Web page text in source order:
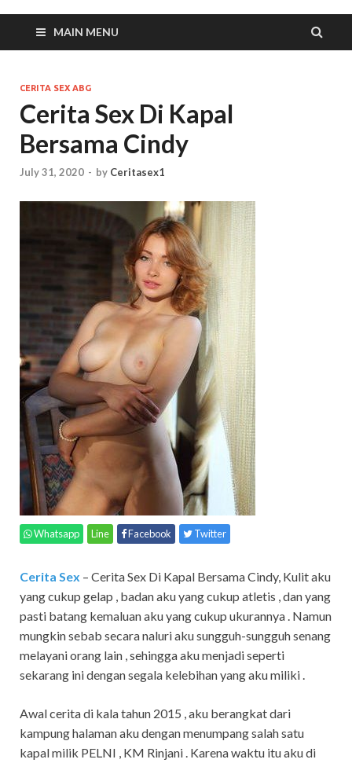
MAIN MENU
CERITA SEX ABG
Cerita Sex Di Kapal
Bersama Cindy
July 31, 2020 - by Ceritasex1
Whatsapp Line Facebook Twitter
Cerita Sex – Cerita Sex Di Kapal Bersama Cindy, Kulit aku
yang cukup gelap , badan aku yang cukup atletis , dan yang
pasti batang kemaluan aku yang cukup ukurannya . Namun
mungkin sebab secara naluri aku sungguh-sungguh senang
melayani orang lain , sehingga aku menjadi seperti
sekarang ini dengan segala kelebihan yang aku miliki .
Awal cerita di kala tahun 2015 , aku berangkat dari
kampung halaman aku dengan menumpang salah satu
kapal milik PELNI , KM Rinjani . Karena waktu itu aku di